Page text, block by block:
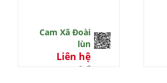
Cam Xã Đoài
lùn
Liên hệ
0 đ